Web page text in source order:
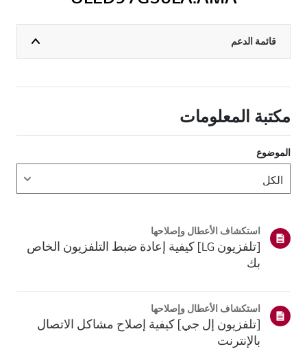
قائمة الدعم
مكتبة المعلومات
الموضوع
استكشاف الأعطال وإصلاحها
[تلفزيون LG] كيفية إعادة ضبط التلفزيون الخاص
بك
استكشاف الأعطال وإصلاحها
[تلفزيون إل جي] كيفية إصلاح مشاكل الاتصال
بالإنترنت